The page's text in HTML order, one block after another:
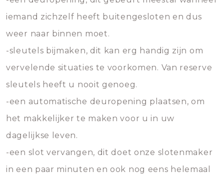
iemand zichzelf heeft buitengesloten en dus
weer naar binnen moet.
-sleutels bijmaken, dit kan erg handig zijn om
vervelende situaties te voorkomen. Van reserve
sleutels heeft u nooit genoeg.
-een automatische deuropening plaatsen, om
het makkelijker te maken voor u in uw
dagelijkse leven.
-een slot vervangen, dit doet onze slotenmaker
in een paar minuten en ook nog eens helemaal